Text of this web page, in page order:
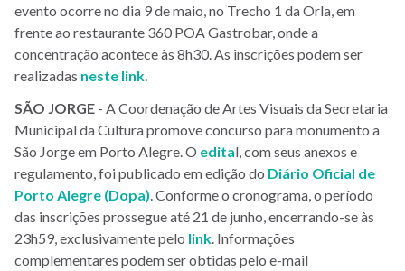
evento ocorre no dia 9 de maio, no Trecho 1 da Orla, em
frente ao restaurante 360 POA Gastrobar, onde a
concentração acontece às 8h30. As inscrições podem ser
realizadas neste link
SÃO JORGE - A Coordenação de Artes Visuais da Secretaria
Municipal da Cultura promove concurso para monumento a
São Jorge em Porto Alegre. O edital, com seus anexos e
regulamento, foi publicado em edição do Diário Oficial de
Porto Alegre (Dopa) . Conforme o cronograma, o período
das inscrições prossegue até 21 de junho, encerrando-se às
23h59, exclusivamente pelo link . Informações
complementares podem ser obtidas pelo e-mail